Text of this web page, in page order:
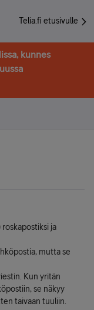
Telia.fi etusivulle
kunnes
ja
mutta se
Kun yritän
se näkyy
taivaan tuuliin.